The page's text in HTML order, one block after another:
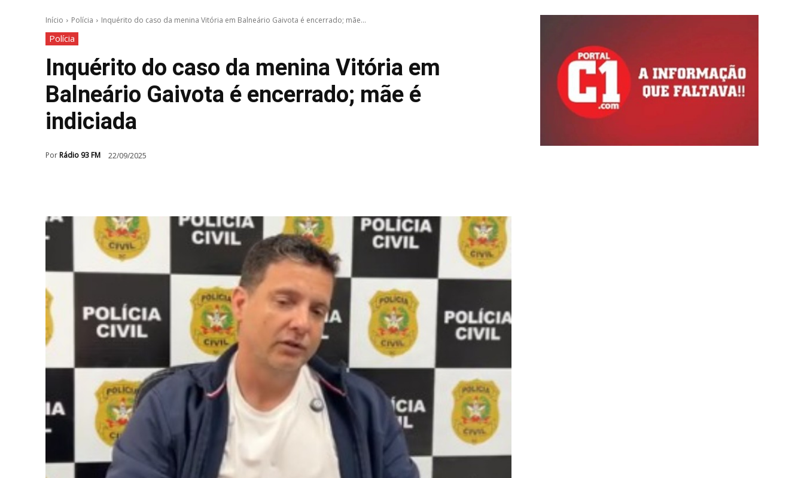
Início Polícia Inquérito do caso da menina Vitória em Balneário Gaivota é encerrado; mãe...
Polícia
Inquérito do caso da menina Vitória em
Balneário Gaivota é encerrado; mãe é
indiciada
PorRádio 93 FM 22/09/2025